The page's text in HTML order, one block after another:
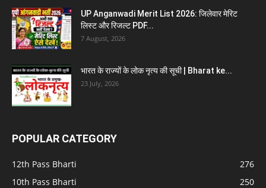
UP Anganwadi Merit List 2026: जिलेवार मेरिट
लिस्ट और रिजल्ट PDF...
7 August, 2026
भारत के राज्यों के लोक नृत्य की सूची | Bharat ke...
23 July, 2026
POPULAR CATEGORY
12th Pass Bharti
276
10th Pass Bharti
250